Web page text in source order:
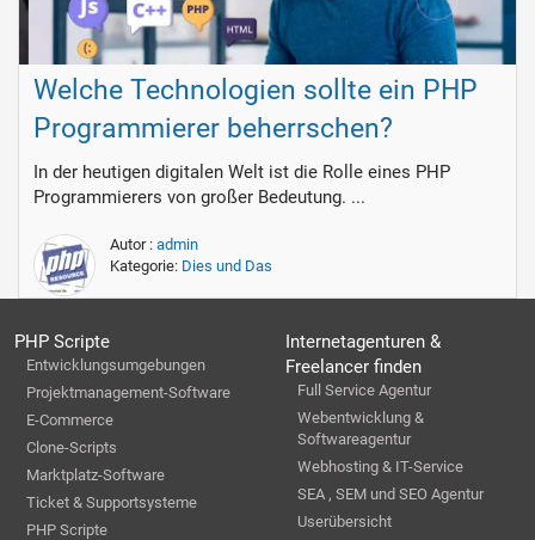
Welche Technologien sollte ein PHP
Programmierer beherrschen?
In der heutigen digitalen Welt ist die Rolle eines PHP
Programmierers von großer Bedeutung. ...
Autor : admin
Kategorie: Dies und Das
PHP Scripte
Entwicklungsumgebungen
Projektmanagement-Software
E-Commerce
Clone-Scripts
Marktplatz-Software
Ticket & Supportsysteme
PHP Scripte
Internetagenturen &
Freelancer finden
Full Service Agentur
Webentwicklung &
Softwareagentur
Webhosting & IT-Service
SEA , SEM und SEO Agentur
Userübersicht